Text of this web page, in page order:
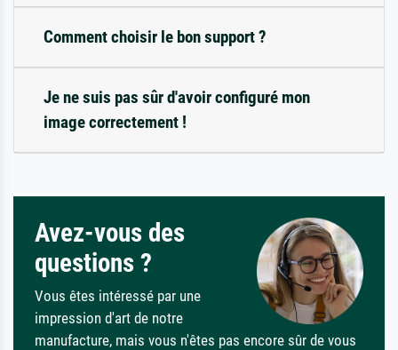
Comment choisir le bon support ?
Je ne suis pas sûr d'avoir configuré mon
image correctement !
Avez-vous des
questions ?
Vous êtes intéressé par une
impression d'art de notre
manufacture, mais vous n'êtes pas encore sûr de vous